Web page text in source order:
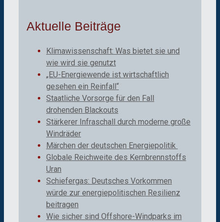
Aktuelle Beiträge
Klimawissenschaft: Was bietet sie und
wie wird sie genutzt
„EU-Energiewende ist wirtschaftlich
gesehen ein Reinfall“
Staatliche Vorsorge für den Fall
drohenden Blackouts
Stärkerer Infraschall durch moderne große
Windräder
Märchen der deutschen Energiepolitik
Globale Reichweite des Kernbrennstoffs
Uran
Schiefergas: Deutsches Vorkommen
würde zur energiepolitischen Resilienz
beitragen
Wie sicher sind Offshore-Windparks im